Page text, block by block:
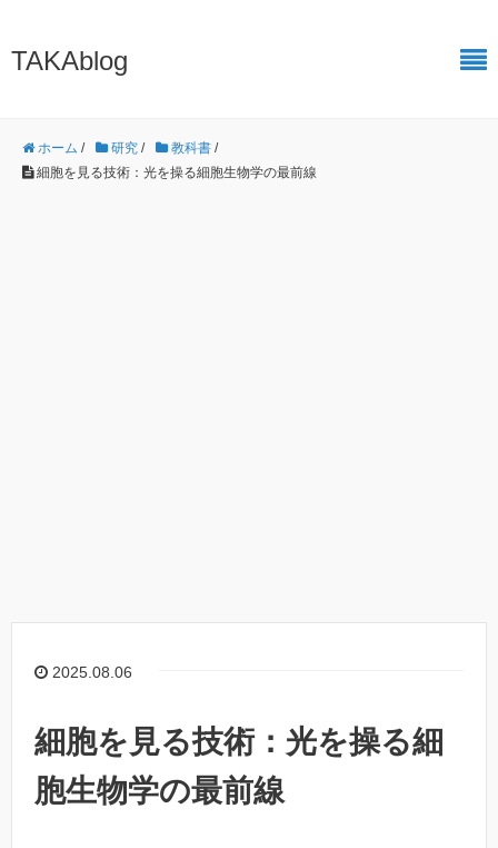
TAKAblog
ホーム / 研究 / 教科書 /
細胞を見る技術：光を操る細胞生物学の最前線
2025.08.06
細胞を見る技術：光を操る細
胞生物学の最前線